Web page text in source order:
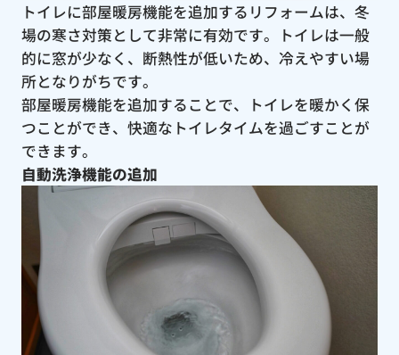
トイレに部屋暖房機能を追加するリフォームは、冬
場の寒さ対策として非常に有効です。トイレは一般
的に窓が少なく、断熱性が低いため、冷えやすい場
所となりがちです。
部屋暖房機能を追加することで、トイレを暖かく保
つことができ、快適なトイレタイムを過ごすことが
できます。
自動洗浄機能の追加